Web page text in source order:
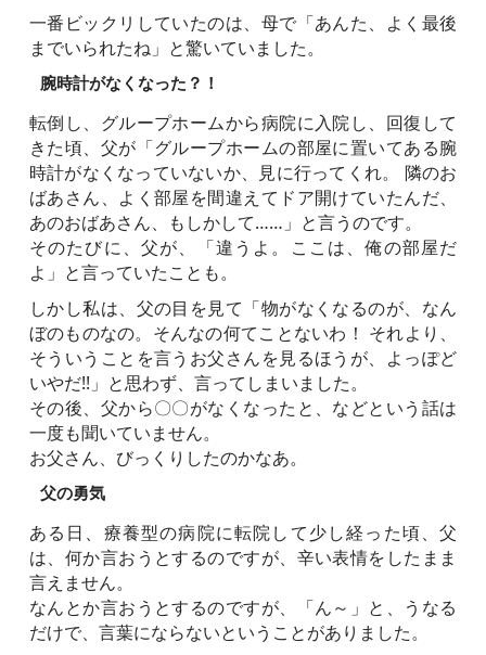
一番ビックリしていたのは、母で「あんた、よく最後
までいられたね」と驚いていました。
腕時計がなくなった？！
転倒し、グループホームから病院に入院し、回復して
きた頃、父が「グループホームの部屋に置いてある腕
時計がなくなっていないか、見に行ってくれ。 隣のお
ばあさん、よく部屋を間違えてドア開けていたんだ、
あのおばあさん、もしかして……」と言うのです。
そのたびに、父が、「違うよ。ここは、俺の部屋だ
よ」と言っていたことも。
しかし私は、父の目を見て「物がなくなるのが、なん
ぼのものなの。そんなの何てことないわ！ それより、
そういうことを言うお父さんを見るほうが、よっぽど
いやだ!!」と思わず、言ってしまいました。
その後、父から〇〇がなくなったと、などという話は
一度も聞いていません。
お父さん、びっくりしたのかなあ。
父の勇気
ある日、療養型の病院に転院して少し経った頃、父
は、何か言おうとするのですが、辛い表情をしたまま
言えません。
なんとか言おうとするのですが、「ん～」と、うなる
だけで、言葉にならないということがありました。